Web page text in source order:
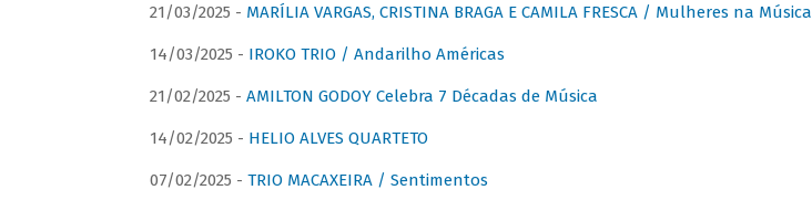
21/03/2025 - MARÍLIA VARGAS, CRISTINA BRAGA E CAMILA FRESCA / Mulheres na Música
14/03/2025 - IROKO TRIO / Andarilho Américas
21/02/2025 - AMILTON GODOY Celebra 7 Décadas de Música
14/02/2025 - HELIO ALVES QUARTETO
07/02/2025 - TRIO MACAXEIRA / Sentimentos